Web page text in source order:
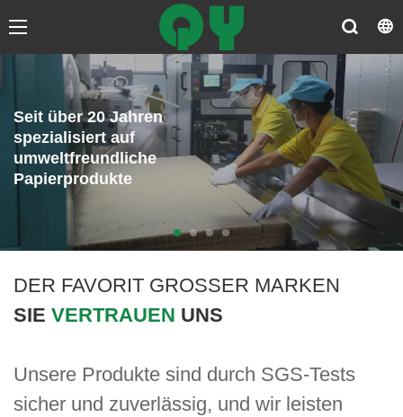
Seit über 20 Jahren
spezialisiert auf
umweltfreundliche
Papierprodukte
DER FAVORIT GROSSER MARKEN
SIE VERTRAUEN UNS
Unsere Produkte sind durch SGS-Tests
sicher und zuverlässig, und wir leisten